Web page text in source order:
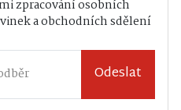
zpracování osobních
a obchodních sdělení
Odeslat